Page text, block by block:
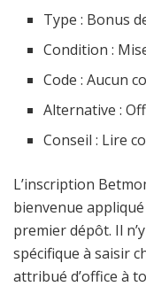
Type : Bonus
Condition :
Code : Aucun
Alternative :
Conseil : Lire
L’inscription
bienvenue
premier dépôt. Il
spécifique à saisir
attribué d’office à